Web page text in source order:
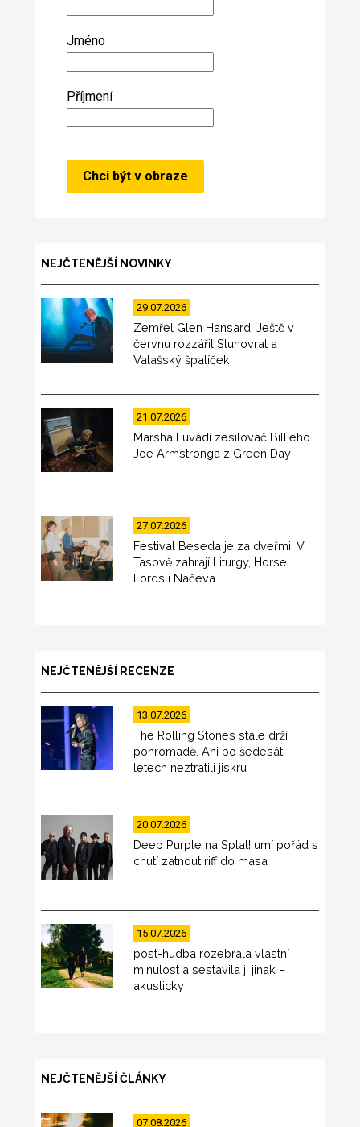
Jméno
Příjmení
NEJČTENĚJŠÍ NOVINKY
29.07.2026
Zemřel Glen Hansard. Ještě v
červnu rozzářil Slunovrat a
Valašský špalíček
21.07.2026
Marshall uvádí zesilovač Billieho
Joe Armstronga z Green Day
27.07.2026
Festival Beseda je za dveřmi. V
Tasově zahrají Liturgy, Horse
Lords i Načeva
NEJČTENĚJŠÍ RECENZE
13.07.2026
The Rolling Stones stále drží
pohromadě. Ani po šedesáti
letech neztratili jiskru
20.07.2026
Deep Purple na Splat! umí pořád s
chutí zatnout riff do masa
15.07.2026
post-hudba rozebrala vlastní
minulost a sestavila ji jinak –
akusticky
NEJČTENĚJŠÍ ČLÁNKY
07.08.2026